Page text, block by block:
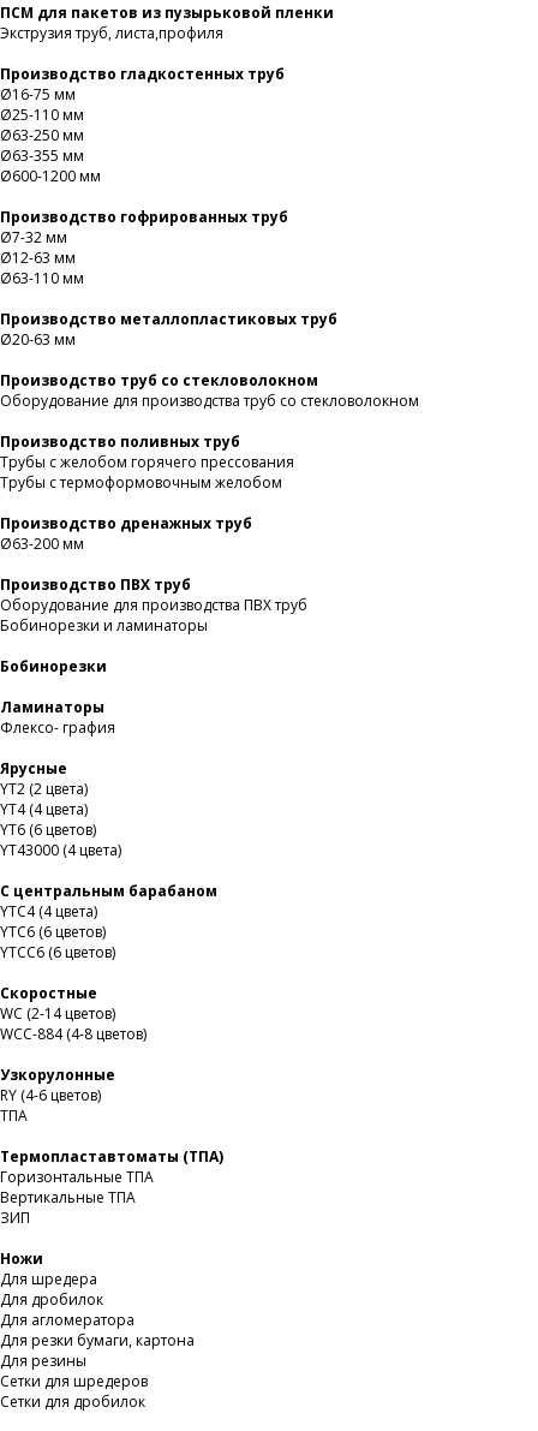
ПСМ для пакетов из пузырьковой пленки
Экструзия труб, листа,профиля
Производство гладкостенных труб
Ø16-75 мм
Ø25-110 мм
Ø63-250 мм
Ø63-355 мм
Ø600-1200 мм
Производство гофрированных труб
Ø7-32 мм
Ø12-63 мм
Ø63-110 мм
Производство металлопластиковых труб
Ø20-63 мм
Производство труб со стекловолокном
Оборудование для производства труб со стекловолокном
Производство поливных труб
Трубы с желобом горячего прессования
Трубы с термоформовочным желобом
Производство дренажных труб
Ø63-200 мм
Производство ПВХ труб
Оборудование для производства ПВХ труб
Бобинорезки и ламинаторы
Бобинорезки
Ламинаторы
Флексо- графия
Ярусные
YT2 (2 цвета)
YT4 (4 цвета)
YT6 (6 цветов)
YT43000 (4 цвета)
С центральным барабаном
YТС4 (4 цвета)
YТС6 (6 цветов)
YТСC6 (6 цветов)
Скоростные
WС (2-14 цветов)
WСС-884 (4-8 цветов)
Узкорулонные
RY (4-6 цветов)
ТПА
Термопластавтоматы (ТПА)
Горизонтальные ТПА
Вертикальные ТПА
ЗИП
Ножи
Для шредера
Для дробилок
Для агломератора
Для резки бумаги, картона
Для резины
Сетки для шредеров
Сетки для дробилок